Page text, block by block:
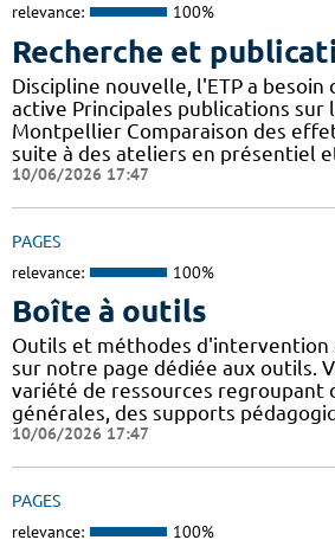
relevance: 100%
Recherche et
Discipline nouvelle, l'ETP a besoin
active Principales publications sur
Montpellier Comparaison des
suite à des ateliers en présentiel
10/06/2026 17:47
PAGES
relevance: 100%
Boîte à outils
Outils et méthodes d'intervention
sur notre page dédiée aux outils.
variété de ressources regroupant
générales, des supports
10/06/2026 17:47
PAGES
relevance: 100%